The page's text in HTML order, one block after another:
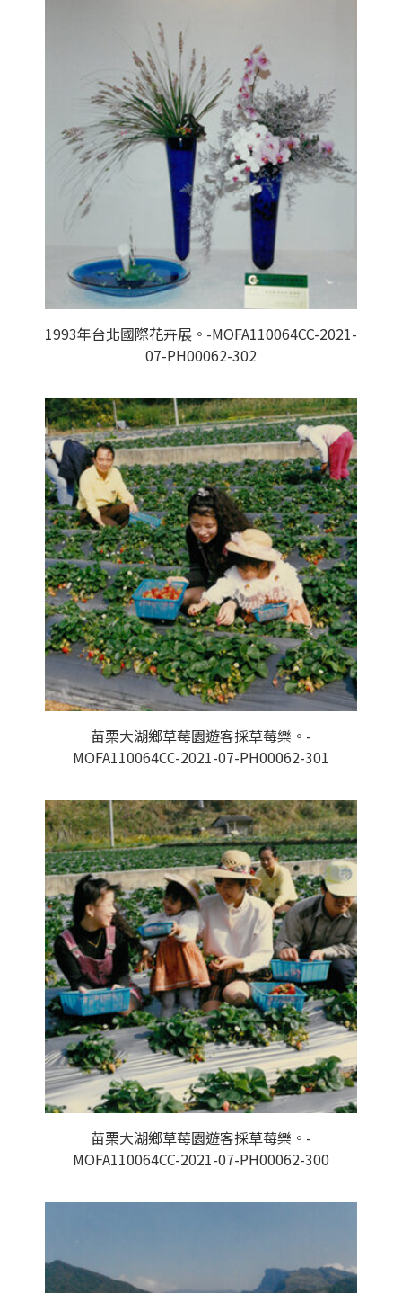
1993年台北國際花卉展。-MOFA110064CC-2021-
07-PH00062-302
苗栗大湖鄉草莓園遊客採草莓樂。-
MOFA110064CC-2021-07-PH00062-301
苗栗大湖鄉草莓園遊客採草莓樂。-
MOFA110064CC-2021-07-PH00062-300